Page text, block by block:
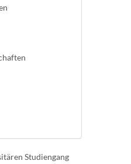
Studiengang